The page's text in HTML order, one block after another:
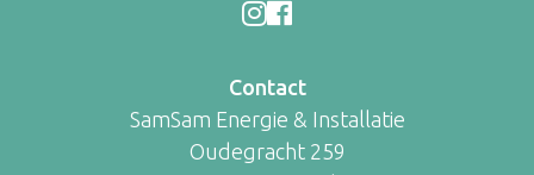
Contact
SamSam Energie & Installatie
Oudegracht 259